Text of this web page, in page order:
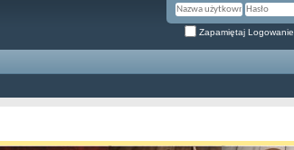
Zapamiętaj Logowanie